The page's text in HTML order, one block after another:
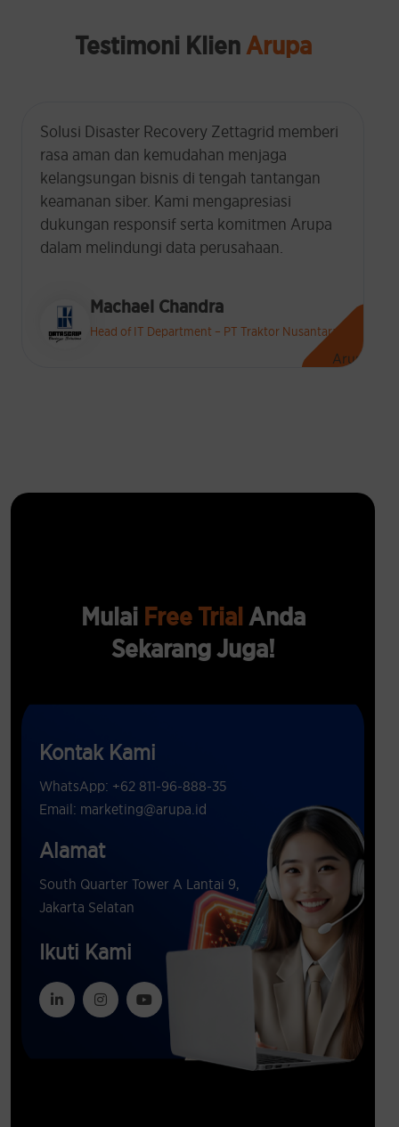
Testimoni KlienArupa
Selama tiga tahun berjalan bersama
Zettagrid, solusi Veeam Backup dan Virtual
Data Center telah terbukti andal. Dukungan
teknis yang sigap kapan pun dibutuhkan
memberi rasa aman dan kepercayaan tinggi
bagi tim kami.
Adriyanto Sudigdo
MIS Manager – PT Datascrip
Mulai Free TrialAnda
Sekarang Juga!
Kontak Kami
WhatsApp: +62 811-96-888-35
Email: marketing@arupa.id
Alamat
South Quarter Tower A Lantai 9,
Jakarta Selatan
Ikuti Kami